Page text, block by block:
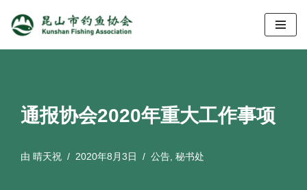
跳
通报协会2020年重大工作事项
由 晴天祝 2020年8月3日 公告 秘书处